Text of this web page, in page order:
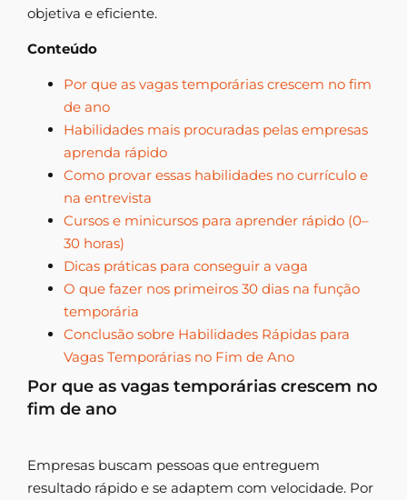
objetiva e eficiente.
Conteúdo
Por que as vagas temporárias crescem no fim
de ano
Habilidades mais procuradas pelas empresas
aprenda rápido
Como provar essas habilidades no currículo e
na entrevista
Cursos e minicursos para aprender rápido (0–
30 horas)
Dicas práticas para conseguir a vaga
O que fazer nos primeiros 30 dias na função
temporária
Conclusão sobre Habilidades Rápidas para
Vagas Temporárias no Fim de Ano
Por que as vagas temporárias crescem no
fim de ano
Empresas buscam pessoas que entreguem
resultado rápido e se adaptem com velocidade. Por